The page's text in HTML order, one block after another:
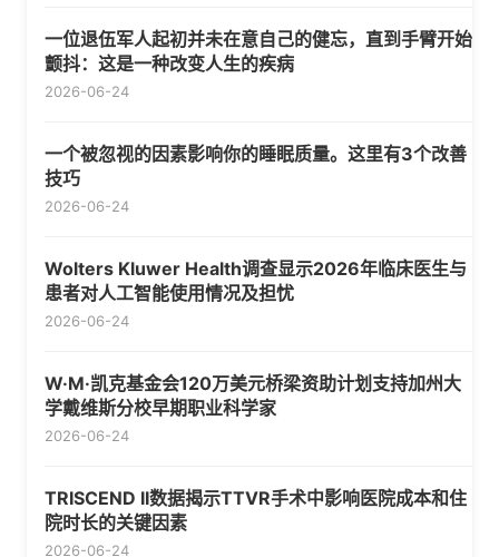
一位退伍军人起初并未在意自己的健忘，直到手臂开始
颤抖：这是一种改变人生的疾病
2026-06-24
一个被忽视的因素影响你的睡眠质量。这里有3个改善
技巧
2026-06-24
Wolters Kluwer Health调查显示2026年临床医生与
患者对人工智能使用情况及担忧
2026-06-24
W·M·凯克基金会120万美元桥梁资助计划支持加州大
学戴维斯分校早期职业科学家
2026-06-24
TRISCEND II数据揭示TTVR手术中影响医院成本和住
院时长的关键因素
2026-06-24